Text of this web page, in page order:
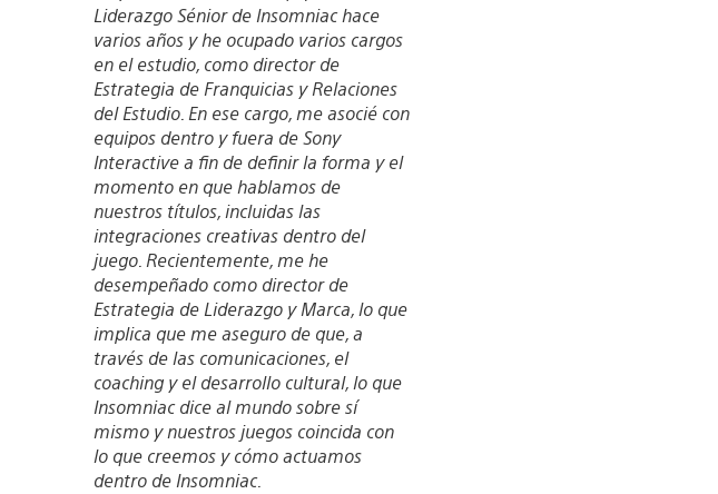
Liderazgo Sénior de Insomniac hace
varios años y he ocupado varios cargos
en el estudio, como director de
Estrategia de Franquicias y Relaciones
del Estudio. En ese cargo, me asocié con
equipos dentro y fuera de Sony
Interactive a fin de definir la forma y el
momento en que hablamos de
nuestros títulos, incluidas las
integraciones creativas dentro del
juego. Recientemente, me he
desempeñado como director de
Estrategia de Liderazgo y Marca, lo que
implica que me aseguro de que, a
través de las comunicaciones, el
coaching y el desarrollo cultural, lo que
Insomniac dice al mundo sobre sí
mismo y nuestros juegos coincida con
lo que creemos y cómo actuamos
dentro de Insomniac.